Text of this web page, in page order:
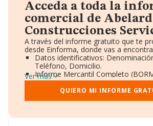
Acceda a toda la
comercial de
Construcciones
A través del informe gratuito que te
desde Einforma, donde vas a
Datos identificativos:
Teléfono, Domicilio.
Informe Mercantil Completo
Gráficos de Evolución Ventas y
Consejo de Administración y
Directivos y Ejecutivos.
Ver más
QUIERO MI INFORME